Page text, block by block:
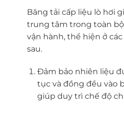
Băng tải cấp liệu lò hơi
trung tâm trong toàn
vận hành, thể hiện ở
sau.
Đảm bảo nhiên liệu
tục và đồng đều vào
giúp duy trì chế độ